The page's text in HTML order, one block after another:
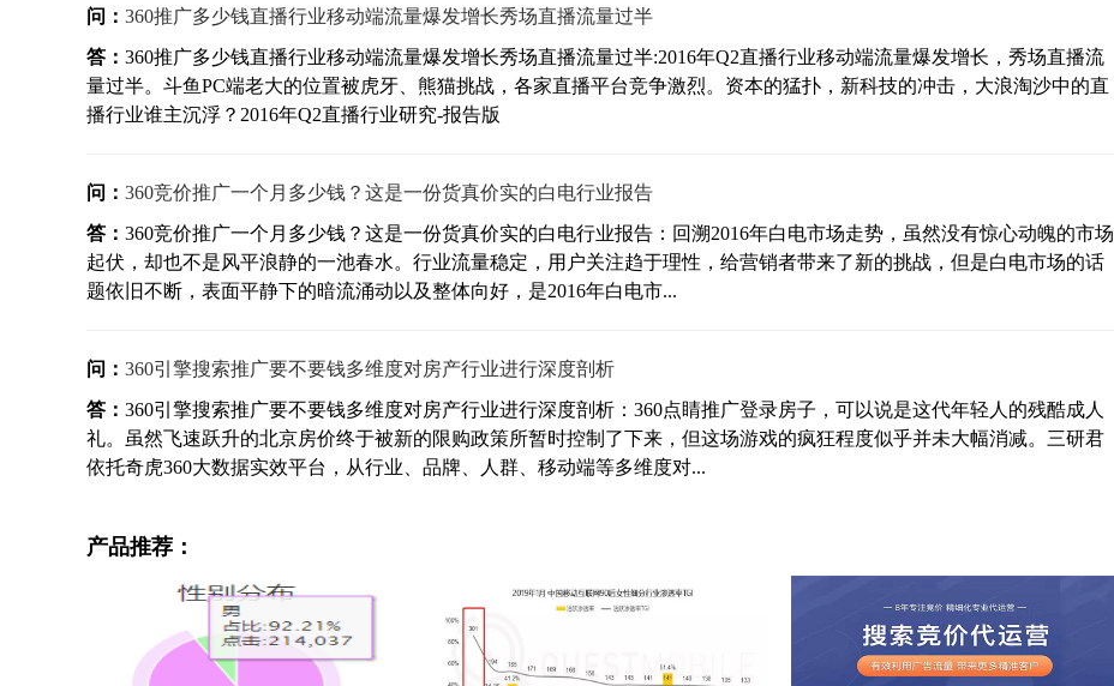
问： 360推广多少钱直播行业移动端流量爆发增长秀场直播流量过半
答： 360推广多少钱直播行业移动端流量爆发增长秀场直播流量过半:2016年Q2直播行业移动端流量爆发增长，秀场直播流
量过半。斗鱼PC端老大的位置被虎牙、熊猫挑战，各家直播平台竞争激烈。资本的猛扑，新科技的冲击，大浪淘沙中的直
播行业谁主沉浮？2016年Q2直播行业研究-报告版
问： 360竞价推广一个月多少钱？这是一份货真价实的白电行业报告
答： 360竞价推广一个月多少钱？这是一份货真价实的白电行业报告：回溯2016年白电市场走势，虽然没有惊心动魄的市场
起伏，却也不是风平浪静的一池春水。行业流量稳定，用户关注趋于理性，给营销者带来了新的挑战，但是白电市场的话
题依旧不断，表面平静下的暗流涌动以及整体向好，是2016年白电市...
问： 360引擎搜索推广要不要钱多维度对房产行业进行深度剖析
答： 360引擎搜索推广要不要钱多维度对房产行业进行深度剖析：360点睛推广登录房子，可以说是这代年轻人的残酷成人
礼。虽然飞速跃升的北京房价终于被新的限购政策所暂时控制了下来，但这场游戏的疯狂程度似乎并未大幅消减。三研君
依托奇虎360大数据实效平台，从行业、品牌、人群、移动端等多维度对...
产品推荐：